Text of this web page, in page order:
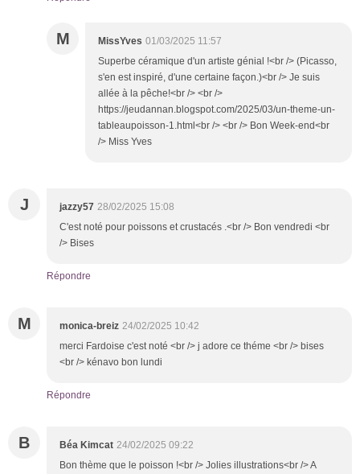
M MissYves 01/03/2025 11:57
Superbe céramique d'un artiste génial !<br /> (Picasso,
s'en est inspiré, d'une certaine façon.)<br /> Je suis
allée à la pêche!<br /> <br />
https://jeudannan.blogspot.com/2025/03/un-theme-un-
tableaupoisson-1.html<br /> <br /> Bon Week-end<br
/> Miss Yves
J jazzy57 28/02/2025 15:08
C'est noté pour poissons et crustacés .<br /> Bon vendredi <br
/> Bises
Répondre
M monica-breiz 24/02/2025 10:42
merci Fardoise c'est noté <br /> j adore ce théme <br /> bises
<br /> kénavo bon lundi
Répondre
B Béa Kimcat 24/02/2025 09:22
Bon thème que le poisson !<br /> Jolies illustrations<br /> A